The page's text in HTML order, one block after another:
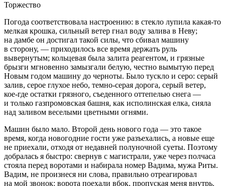
Торжество
Погода соответствовала настроению: в стекло лупила какая-то
мелкая крошка, сильный ветер гнал воду залива в Неву;
на дамбе он достигал такой силы, что сбивал машину
в сторону, — приходилось все время держать руль
вывернутым; кольцевая была залита реагентом, и грязные
брызги мгновенно замызгали белую, честно вымытую перед
Новым годом машину до черноты. Было тускло и серо: серый
залив, серое глухое небо, темно-серая дорога, серый ветер,
кое-где остатки грязного, съеденного оттепелью снега —
и только газпромовская башня, как исполинская елка, сияла
над заливом веселыми цветными огнями.
Машин было мало. Второй день нового года — это такое
время, когда новогодние гости уже разъехались, а новые еще
не приехали, отходя от недавней полуночной суеты. Поэтому
добралась я быстро: свернув с магистрали, уже через полчаса
стояла перед воротами и набирала номер Вадима, мужа Риты.
Вадим, не произнеся ни слова, правильно отреагировал
на мой звонок: ворота поехали вбок, пропуская меня внутрь.